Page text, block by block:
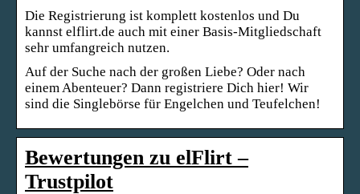
Die Registrierung ist komplett kostenlos und Du
kannst elflirt.de auch mit einer Basis-Mitgliedschaft
sehr umfangreich nutzen.
Auf der Suche nach der großen Liebe? Oder nach
einem Abenteuer? Dann registriere Dich hier! Wir
sind die Singlebörse für Engelchen und Teufelchen!
Bewertungen zu elFlirt –
Trustpilot